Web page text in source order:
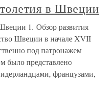
в Швеции
1. Обзор развития
Швеции в начале XVII
под патронажем
было представлено
французами,